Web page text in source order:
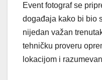
Event fotograf se
događaja kako bi bio
nijedan važan
tehničku proveru
lokacijom i